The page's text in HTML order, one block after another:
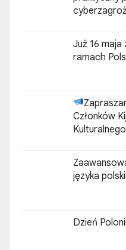
Już 16
ramach
Zapraszamy na Walne
Członków
Kulturalnego
języka
Dzień